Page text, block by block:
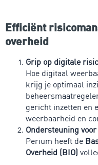
Efficiënt
overheid
Grip op digitale
Hoe digitaal
krijg je optimaal
gericht inzetten en
weerbaarheid en
Ondersteuning
Perium heeft de
Overheid (BIO)